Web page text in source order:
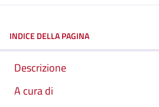
INDICE DELLA PAGINA
Descrizione
A cura di